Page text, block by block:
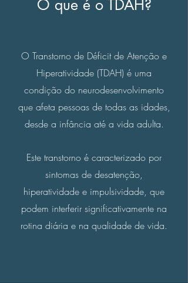
O que é o TDAH?
O Transtorno de Déficit de Atenção e
Hiperatividade (TDAH) é uma
condição do neurodesenvolvimento
que afeta pessoas de todas as idades,
desde a infância até a vida adulta.
Este transtorno é caracterizado por
sintomas de desatenção,
hiperatividade e impulsividade, que
podem interferir significativamente na
rotina diária e na qualidade de vida.